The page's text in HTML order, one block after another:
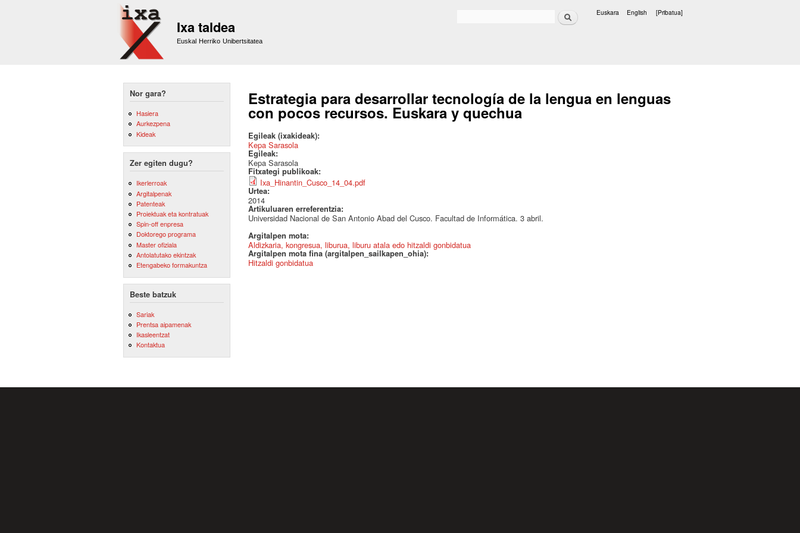
Ixa taldea
Euskal Herriko Unibertsitatea
Bilatu Euskara English [Pribatua]
Nor gara?
Hasiera
Aurkezpena
Kideak
Zer egiten dugu?
Ikerlerroak
Argitalpenak
Patenteak
Proiektuak eta kontratuak
Spin-off enpresa
Doktorego programa
Master ofiziala
Antolatutako ekintzak
Etengabeko formakuntza
Beste batzuk
Sariak
Prentsa aipamenak
Ikasleentzat
Kontaktua
Estrategia para desarrollar tecnología de la lengua en lenguas
con pocos recursos. Euskara y quechua
Egileak (ixakideak):
Kepa Sarasola
Egileak:
Kepa Sarasola
Fitxategi publikoak:
Ixa_Hinantin_Cusco_14_04.pdf
Urtea:
2014
Artikuluaren erreferentzia:
Universidad Nacional de San Antonio Abad del Cusco. Facultad de Informática. 3 abril.
Argitalpen mota:
Aldizkaria, kongresua, liburua, liburu atala edo hitzaldi gonbidatua
Argitalpen mota fina (argitalpen_sailkapen_ohia):
Hitzaldi gonbidatua